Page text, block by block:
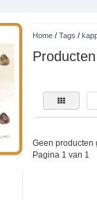
Home/ Tags /
Geen producten
Pagina 1 van 1